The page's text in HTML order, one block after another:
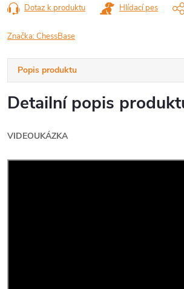
Dotaz k produktu Hlídací pes
Značka:ChessBase
Popis produktu
Detailní popis
VIDEOUKÁZKA